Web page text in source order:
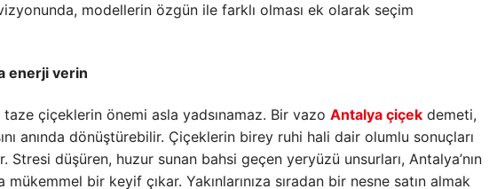
modellerin özgün ile farklı olması ek olarak seçim
enerji verin
çiçeklerin önemi asla yadsınamaz. Bir vazo Antalya çiçek demeti,
anında dönüştürebilir. Çiçeklerin birey ruhi hali dair olumlu sonuçları
düşüren, huzur sunan bahsi geçen yeryüzü unsurları, Antalya’nın
bir keyif çıkar. Yakınlarınıza sıradan bir nesne satın almak